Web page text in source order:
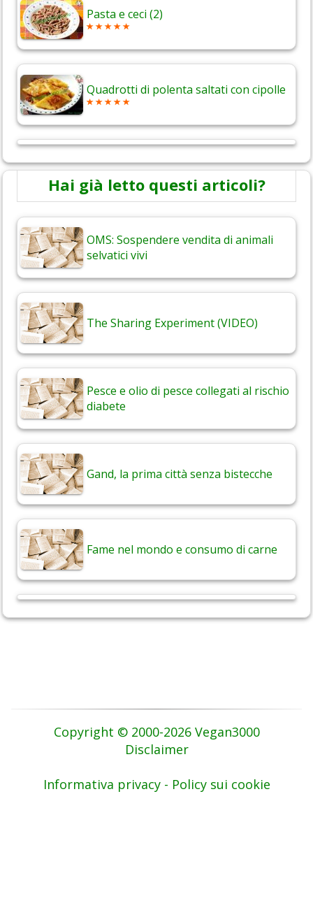
Pasta e ceci (2)
Quadrotti di polenta saltati con cipolle
Hai già letto questi articoli?
OMS: Sospendere vendita di animali
selvatici vivi
The Sharing Experiment (VIDEO)
Pesce e olio di pesce collegati al rischio
diabete
Gand, la prima città senza bistecche
Fame nel mondo e consumo di carne
Copyright © 2000-2026 Vegan3000
Disclaimer
Informativa privacy - Policy sui cookie